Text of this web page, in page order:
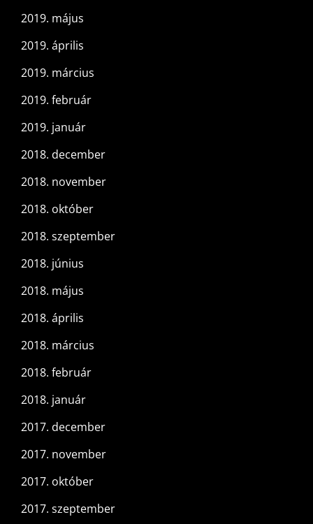
2019. május
2019. április
2019. március
2019. február
2019. január
2018. december
2018. november
2018. október
2018. szeptember
2018. június
2018. május
2018. április
2018. március
2018. február
2018. január
2017. december
2017. november
2017. október
2017. szeptember